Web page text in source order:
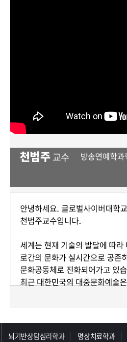
천범주교수 방송연예학
안녕하세요. 글로벌사이버대학
천범주교수입니다.
세계는 현재 기술의 발달에 따라
로간의 문화가 실시간으로 공존
문화공동체로 진화되어가고 있
최근 대한민국의 대중문화예술
시대로 변화 하고 있습니다.
뇌기반상담심리학과 명상치료학과